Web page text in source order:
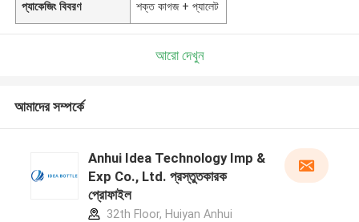
প্যাকেজিং বিবরণ শক্ত কাগজ + প্যালেট
আরো দেখুন
আমাদের সম্পর্কে
Anhui Idea Technology Imp &
Exp Co., Ltd. প্রস্তুতকারক
প্রোফাইল
32th Floor, Huiyan Anhui